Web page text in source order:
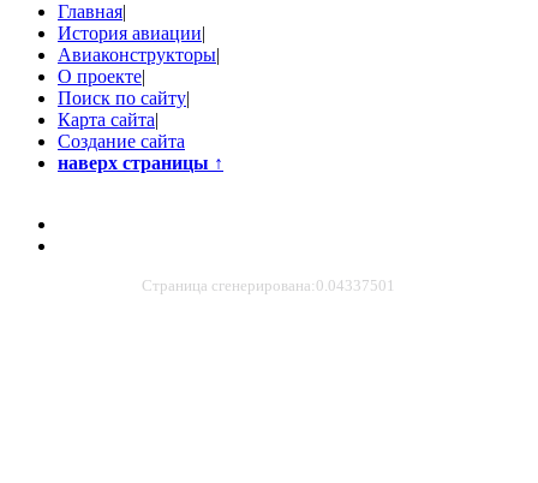
Главная|
История авиации|
Авиаконструкторы|
О проекте|
Поиск по сайту|
Карта сайта|
Создание сайта
наверх страницы ↑
Страница сгенерирована:0.04337501